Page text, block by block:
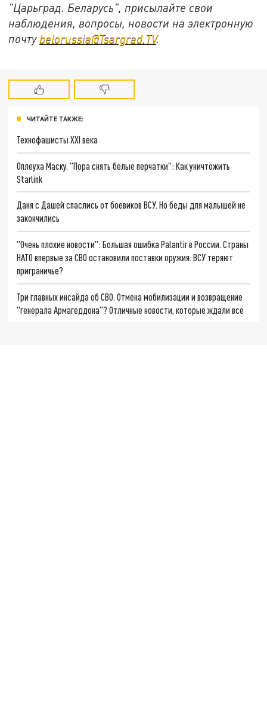
"Царьград. Беларусь", присылайте свои
наблюдения, вопросы, новости на электронную
почту belorussia@Tsargrad.TV.
ЧИТАЙТЕ ТАКЖЕ:
Технофашисты XXI века
Оплеуха Маску. "Пора снять белые перчатки": Как уничтожить
Starlink
Даня с Дашей спаслись от боевиков ВСУ. Но беды для малышей не
закончились
"Очень плохие новости": Большая ошибка Palantir в России. Страны
НАТО впервые за СВО остановили поставки оружия. ВСУ теряют
приграничье?
Три главных инсайда об СВО. Отмена мобилизации и возвращение
"генерала Армагеддона"? Отличные новости, которые ждали все